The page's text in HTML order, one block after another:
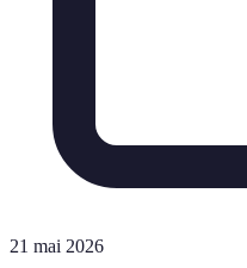
21 mai 2026